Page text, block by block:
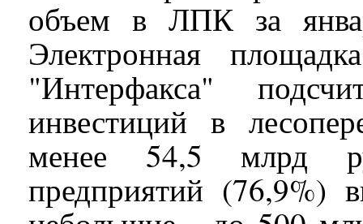
объем в ЛПК за
Электронная
"Интерфакса"
инвестиций в
менее 54,5 млрд
предприятий (76,9%)